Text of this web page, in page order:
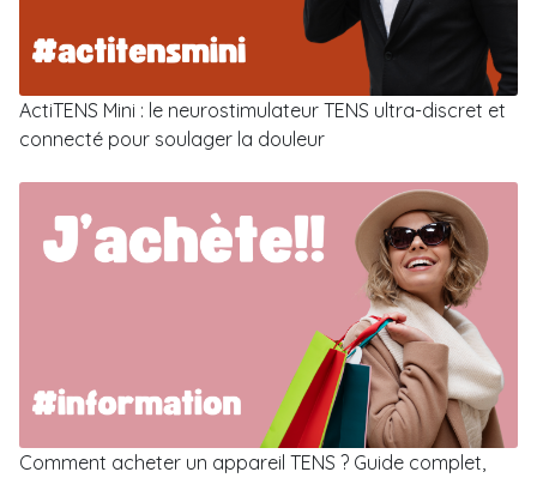
ActiTENS Mini : le neurostimulateur TENS ultra-discret et
connecté pour soulager la douleur
Comment acheter un appareil TENS ? Guide complet,